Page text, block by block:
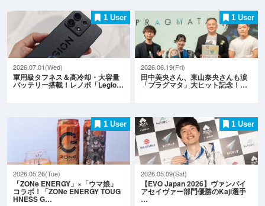
1 User
2026.07.01(Wed)
軍用級タフネス＆高冷却・大容量
バッテリー搭載！レノボ「Legio…
1 User
2026.06.19(Fri)
田中美央さん、東山奈央さんも涙
「プラグマタ」大ヒット記念！…
1 User
2026.05.26(Tue)
「ZONe ENERGY」×「ウマ娘」
コラボ！「ZONe ENERGY TOUG
HNESS G…
1 User
2026.05.09(Sat)
【EVO Japan 2026】ヴァンパイ
アセイヴァー部門優勝のKaji選手
…